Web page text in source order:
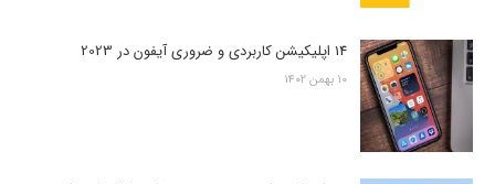
14 اپلیکیشن کاربردی و ضروری آیفون در 2023
۱۰ بهمن ۱۴۰۲